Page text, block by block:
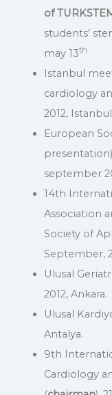
of
students’
may 13th
Istanbul
cardiology
2012,
European
september
14th
Association
Society of
September,
Ulusal
2012, Ankara.
Ulusal
Antalya.
9th
Cardiology